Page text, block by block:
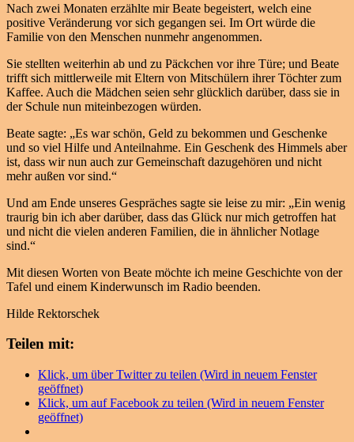
Nach zwei Monaten erzählte mir Beate begeistert, welch eine
positive Veränderung vor sich gegangen sei. Im Ort würde die
Familie von den Menschen nunmehr angenommen.
Sie stellten weiterhin ab und zu Päckchen vor ihre Türe; und Beate
trifft sich mittlerweile mit Eltern von Mitschülern ihrer Töchter zum
Kaffee. Auch die Mädchen seien sehr glücklich darüber, dass sie in
der Schule nun miteinbezogen würden.
Beate sagte: „Es war schön, Geld zu bekommen und Geschenke
und so viel Hilfe und Anteilnahme. Ein Geschenk des Himmels aber
ist, dass wir nun auch zur Gemeinschaft dazugehören und nicht
mehr außen vor sind.“
Und am Ende unseres Gespräches sagte sie leise zu mir: „Ein wenig
traurig bin ich aber darüber, dass das Glück nur mich getroffen hat
und nicht die vielen anderen Familien, die in ähnlicher Notlage
sind.“
Mit diesen Worten von Beate möchte ich meine Geschichte von der
Tafel und einem Kinderwunsch im Radio beenden.
Hilde Rektorschek
Teilen mit:
Klick, um über Twitter zu teilen (Wird in neuem Fenster
geöffnet)
Klick, um auf Facebook zu teilen (Wird in neuem Fenster
geöffnet)